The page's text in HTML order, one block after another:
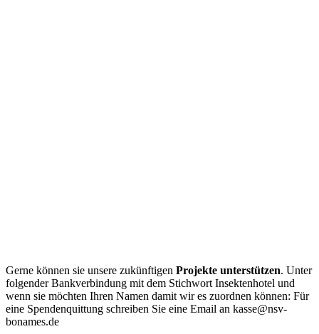
Gerne können sie unsere zukünftigen Projekte unterstützen. Unter
folgender Bankverbindung mit dem Stichwort Insektenhotel und
wenn sie möchten Ihren Namen damit wir es zuordnen können: Für
eine Spendenquittung schreiben Sie eine Email an kasse@nsv-
bonames.de